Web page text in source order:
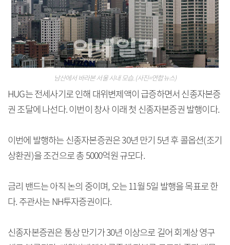
남산에서 바라본 서울 시내 모습. (사진=연합뉴스)
HUG는 전세사기로 인해 대위변제액이 급증하면서 신종자본증
권 조달에 나선다. 이번이 창사 이래 첫 신종자본증권 발행이다.
이번에 발행하는 신종자본증권은 30년 만기 5년 후 콜옵션(조기
상환권)을 조건으로 총 5000억원 규모다.
금리 밴드는 아직 논의 중이며, 오는 11월 5일 발행을 목표로 한
다. 주관사는 NH투자증권이다.
신종자본증권은 통상 만기가 30년 이상으로 길어 회계상 영구